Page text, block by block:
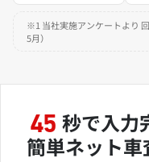
※1 当社実施アンケートより
5月）
45 秒で入力
簡単ネット車